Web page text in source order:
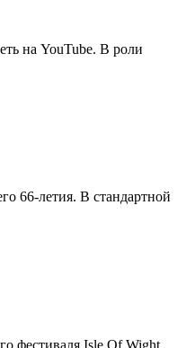
на YouTube. В роли
66-летия. В стандартной
фестиваля Isle Of Wight